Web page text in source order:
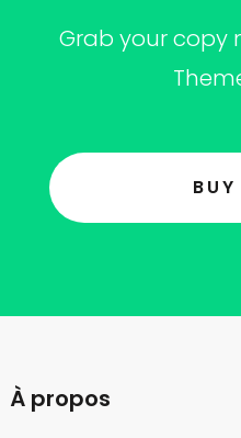
Grab your copy
À propos